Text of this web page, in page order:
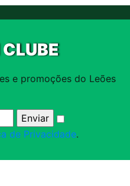
e promoções do Leões
de Privacidade.